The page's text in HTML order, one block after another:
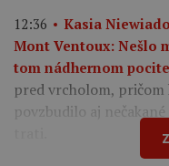
12:36
Kasia
Mont Ventoux: Nešlo
tom nádhernom
pred vrcholom,
povzbudilo aj